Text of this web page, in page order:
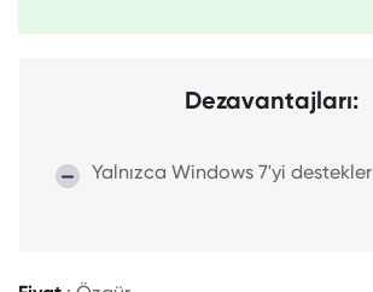
Dezavantajları:
Yalnızca Windows 7'yi destekler